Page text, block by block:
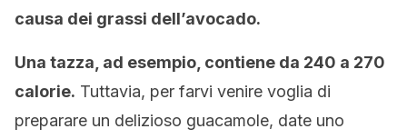
causa dei grassi dell’avocado.
Una tazza, ad esempio, contiene da 240 a 270
calorie. Tuttavia, per farvi venire voglia di
preparare un delizioso guacamole, date uno